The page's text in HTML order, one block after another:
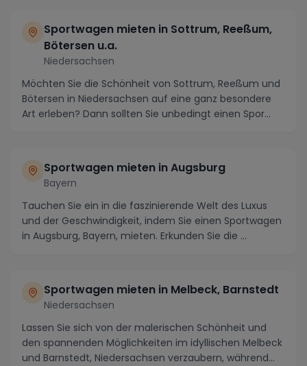
Sportwagen mieten in Sottrum, Reeßum,
Bötersen u.a.
Niedersachsen
Möchten Sie die Schönheit von Sottrum, Reeßum und
Bötersen in Niedersachsen auf eine ganz besondere
Art erleben? Dann sollten Sie unbedingt einen Spor...
Sportwagen mieten in Augsburg
Bayern
Tauchen Sie ein in die faszinierende Welt des Luxus
und der Geschwindigkeit, indem Sie einen Sportwagen
in Augsburg, Bayern, mieten. Erkunden Sie die ...
Sportwagen mieten in Melbeck, Barnstedt
Niedersachsen
Lassen Sie sich von der malerischen Schönheit und
den spannenden Möglichkeiten im idyllischen Melbeck
und Barnstedt, Niedersachsen verzaubern, während...